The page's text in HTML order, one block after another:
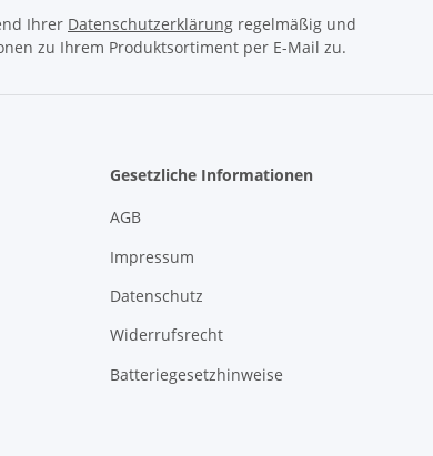
Ihrer Datenschutzerklärung regelmäßig und
zu Ihrem Produktsortiment per E-Mail zu.
Gesetzliche Informationen
AGB
Impressum
Datenschutz
Widerrufsrecht
Batteriegesetzhinweise